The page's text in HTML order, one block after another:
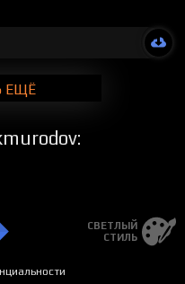
ЕЩЁ
СВЕТЛЫЙ
СТИЛЬ